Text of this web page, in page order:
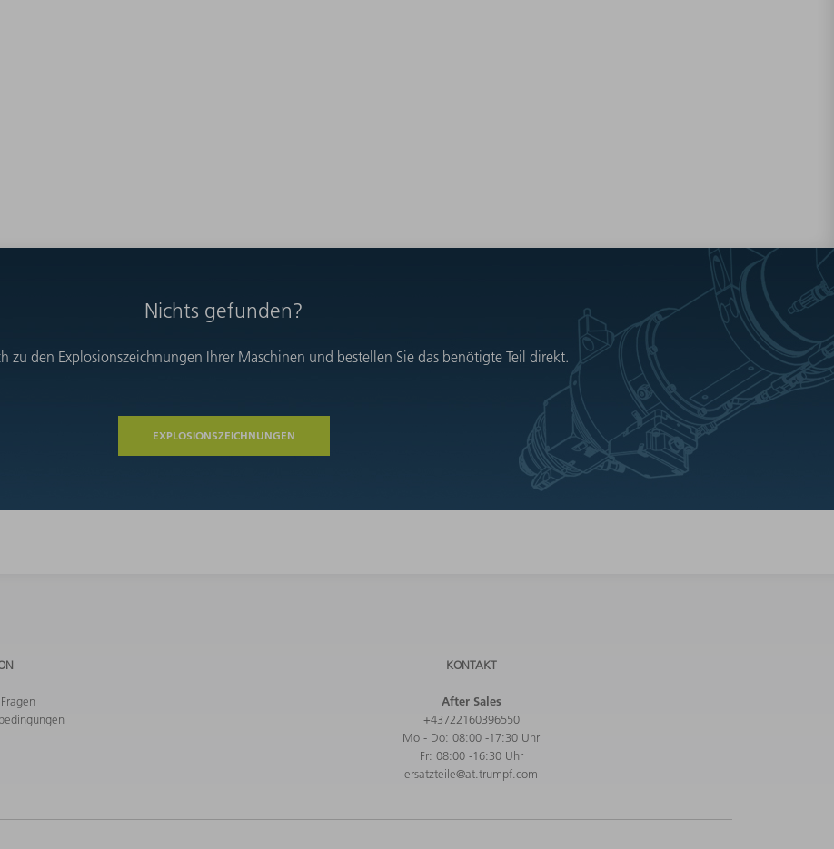
Nichts gefunden?
zu den Explosionszeichnungen Ihrer Maschinen und bestellen Sie das benötigte Teil direkt.
EXPLOSIONSZEICHNUNGEN
KONTAKT
After Sales
+43722160396550
Mo - Do: 08:00 -17:30 Uhr
Fr: 08:00 -16:30 Uhr
ersatzteile@at.trumpf.com